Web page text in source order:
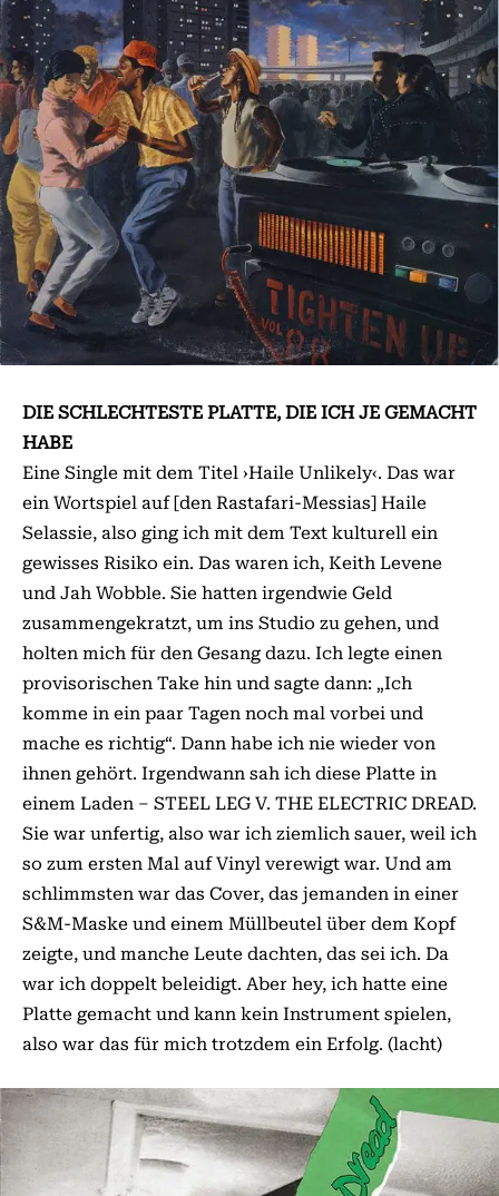
DIE SCHLECHTESTE PLATTE, DIE ICH JE GEMACHT
HABE
Eine Single mit dem Titel ›Haile Unlikely‹. Das war
ein Wortspiel auf [den Rastafari-Messias] Haile
Selassie, also ging ich mit dem Text kulturell ein
gewisses Risiko ein. Das waren ich, Keith Levene
und Jah Wobble. Sie hatten irgendwie Geld
zusammengekratzt, um ins Studio zu gehen, und
holten mich für den Gesang dazu. Ich legte einen
provisorischen Take hin und sagte dann: „Ich
komme in ein paar Tagen noch mal vorbei und
mache es richtig“. Dann habe ich nie wieder von
ihnen gehört. Irgendwann sah ich diese Platte in
einem Laden – STEEL LEG V. THE ELECTRIC DREAD.
Sie war unfertig, also war ich ziemlich sauer, weil ich
so zum ersten Mal auf Vinyl verewigt war. Und am
schlimmsten war das Cover, das jemanden in einer
S&M-Maske und einem Müllbeutel über dem Kopf
zeigte, und manche Leute dachten, das sei ich. Da
war ich doppelt beleidigt. Aber hey, ich hatte eine
Platte gemacht und kann kein Instrument spielen,
also war das für mich trotzdem ein Erfolg. (lacht)